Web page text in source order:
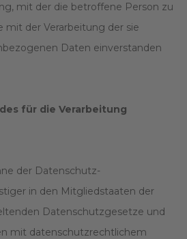
mit der die betroffene Person zu
mit der Verarbeitung der sie
Daten einverstanden
für die Verarbeitung
der Datenschutz-
in den Mitgliedstaaten der
Datenschutzgesetze und
mit datenschutzrechtlichem